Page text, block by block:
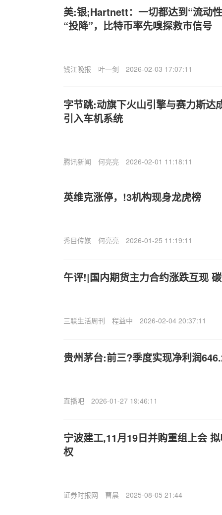
美:银;Hartnett：一切都达到“流动
“投降”，比特币率先嗅探救市信号
钱江晚报 叶一剑 2026-02-03 17:07:11
字节跳:动旗下火山引擎与赛力斯达
引入车机系统
腾讯新闻 何亮亮 2026-02-01 11:18:11
英维克涨停，!3机构现身龙虎榜
秀目传媒 何亮亮 2026-01-25 11:19:11
午评!|国内期货主力合约涨跌互现
三联生活周刊 程益中 2026-02-04 20:37:11
贵州茅台:前三?季度实现净利润
直播吧 2026-01-27 19:46:11
宁波建工,11月19日并购重组上会
权
证券时报网 曹晨 2025-08-05 21:44